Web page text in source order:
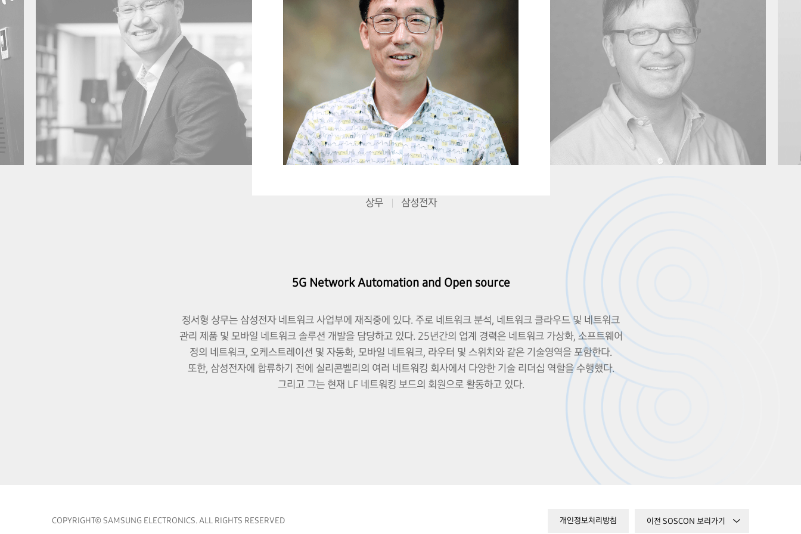
상무 삼성전자
5G Network Automation and Open source
정서형 상무는 삼성전자 네트워크 사업부에 재직중에 있다. 주로 네트워크 분석, 네트워크 클라우드 및 네트워크
관리 제품 및 모바일 네트워크 솔루션 개발을 담당하고 있다. 25년간의 업계 경력은 네트워크 가상화, 소프트웨어
정의 네트워크, 오케스트레이션 및 자동화, 모바일 네트워크, 라우터 및 스위치와 같은 기술영역을 포함한다.
또한, 삼성전자에 합류하기 전에 실리콘벨리의 여러 네트워킹 회사에서 다양한 기술 리더십 역할을 수행했다.
그리고 그는 현재 LF 네트워킹 보드의 회원으로 활동하고 있다.
COPYRIGHT© SAMSUNG ELECTRONICS. ALL RIGHTS RESERVED 개인정보처리방침